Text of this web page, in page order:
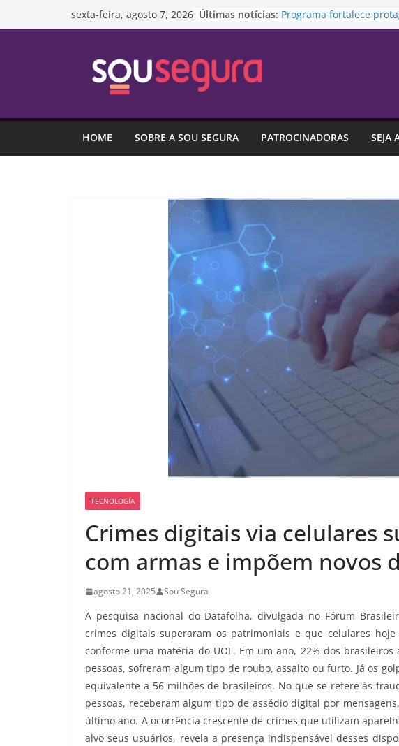
para
sexta-feira, agosto 7, 2026 Últimas notícias: Programa fortalece
da rede de franquias
de conhecimento
Capitalização é
HOME SOBRE A SOU SEGURA PATROCINADORAS SEJA
TECNOLOGIA
Crimes digitais via celulares
com armas e impõem novos
agosto 21, 2025 Sou Segura
A pesquisa nacional do Datafolha, divulgada no Fórum
crimes digitais superaram os patrimoniais e que celulares
conforme uma matéria do UOL. Em um ano, 22% dos
pessoas, sofreram algum tipo de roubo, assalto ou furto. Já os
equivalente a 56 milhões de brasileiros. No que se refere às
pessoas, receberam algum tipo de assédio digital por
último ano. A ocorrência crescente de crimes que utilizam
alvo seus usuários, revela a presença indispensável desses